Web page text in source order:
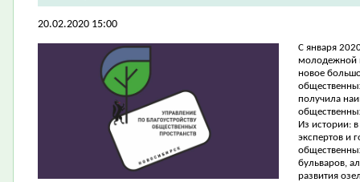
20.02.2020 15:00
​С января
молодежной
новое
получила
Из истории:
экспертов и
бульваров,
развития